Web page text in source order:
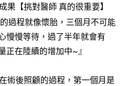
果【挑對醫師 真的很重要】
過程就像懷胎，三個月不可能
慢慢等待，過了半年就會有
正在陸續的增加中~』
術後照顧的過程，第一個月是